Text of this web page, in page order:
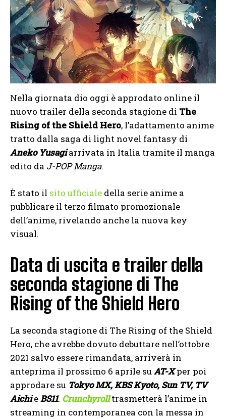
Nella giornata dio oggi è approdato online il
nuovo trailer della seconda stagione di The
Rising of the Shield Hero, l’adattamento anime
tratto dalla saga di light novel fantasy di
Aneko Yusagiarrivata in Italia tramite il manga
edito da J-POP Manga.
È stato il sito ufficiale della serie anime a
pubblicare il terzo filmato promozionale
dell’anime, rivelando anche la nuova key
visual.
Data di uscita e trailer della
seconda stagione di The
Rising of the Shield Hero
La seconda stagione di The Rising of the Shield
Hero, che avrebbe dovuto debuttare nell’ottobre
2021 salvo essere rimandata, arriverà in
anteprima il prossimo 6 aprile suAT-Xper poi
approdare su Tokyo MX, KBS Kyoto, Sun TV, TV
AichieBS11. Crunchyrolltrasmetterà l’anime in
streaming in contemporanea con la messa in